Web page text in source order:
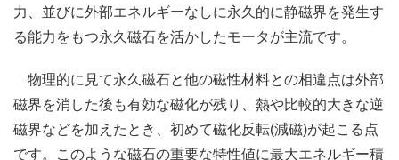
力、並びに外部エネルギーなしに永久的に静磁界を発生す
る能力をもつ永久磁石を活かしたモータが主流です。
物理的に見て永久磁石と他の磁性材料との相違点は外部
磁界を消した後も有効な磁化が残り、熱や比較的大きな逆
磁界などを加えたとき、初めて磁化反転(減磁)が起こる点
です。このような磁石の重要な特性値に最大エネルギー積